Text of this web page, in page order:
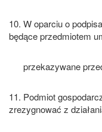
10. W oparciu o
będące przedmiotem
przekazywane
11. Podmiot
zrezygnować z